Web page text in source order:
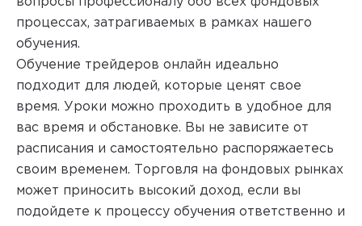
процессах, затрагиваемых в рамках нашего
обучения.
Обучение трейдеров онлайн идеально
подходит для людей, которые ценят свое
время. Уроки можно проходить в удобное для
вас время и обстановке. Вы не зависите от
расписания и самостоятельно распоряжаетесь
своим временем. Торговля на фондовых рынках
может приносить высокий доход, если вы
подойдете к процессу обучения ответственно и